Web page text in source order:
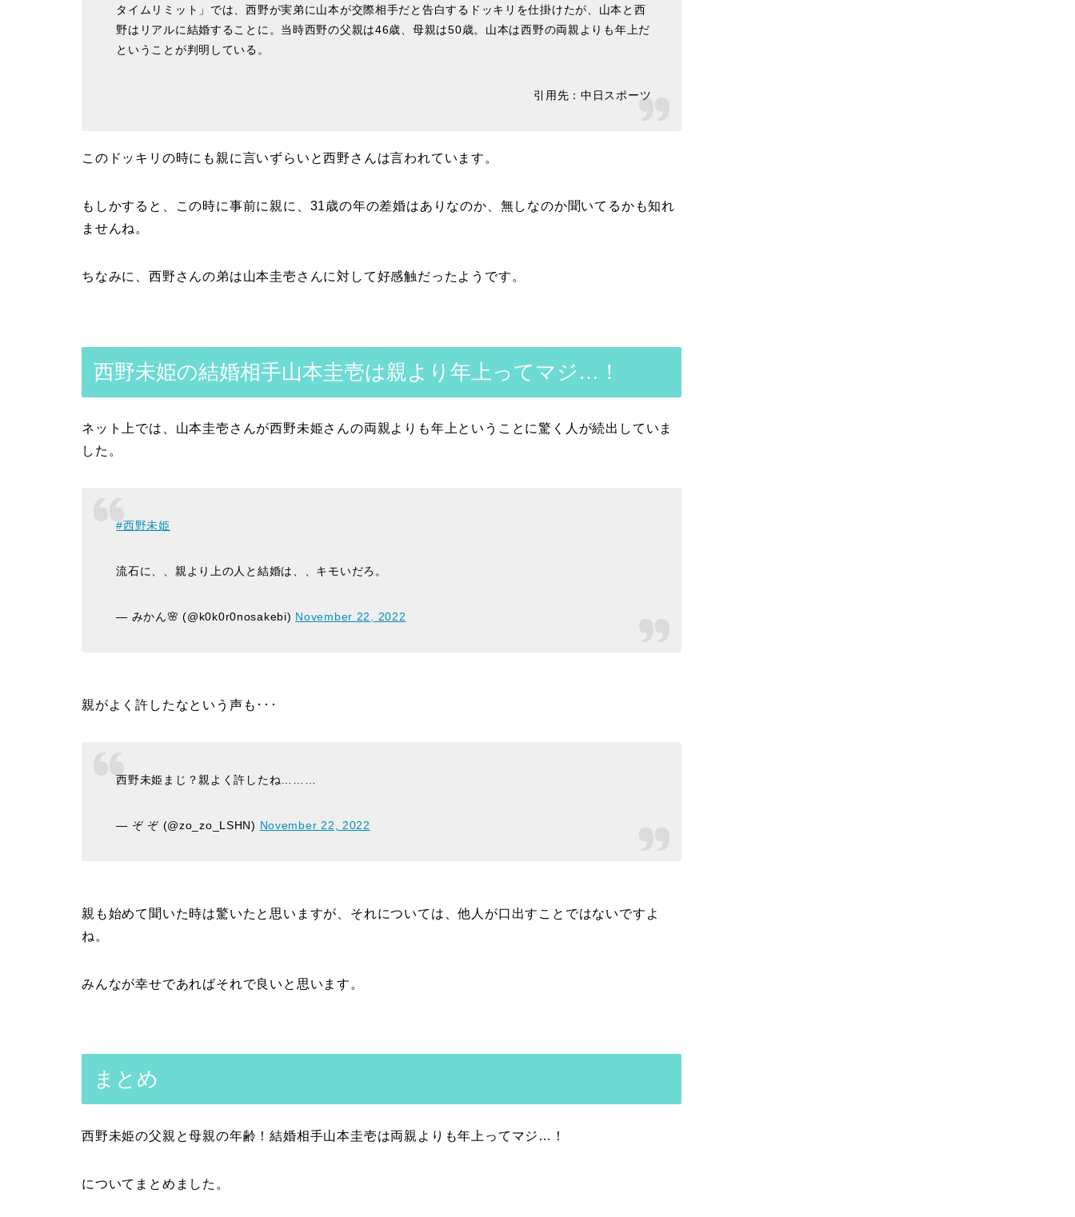
タイムリミット」では、西野が実弟に山本が交際相手だと告白するドッキリを仕掛けたが、山本と西
野はリアルに結婚することに。当時西野の父親は46歳、母親は50歳。山本は西野の両親よりも年上だ
ということが判明している。
引用先：中日スポーツ
このドッキリの時にも親に言いずらいと西野さんは言われています。
もしかすると、この時に事前に親に、31歳の年の差婚はありなのか、無しなのか聞いてるかも知れ
ませんね。
ちなみに、西野さんの弟は山本圭壱さんに対して好感触だったようです。
西野未姫の結婚相手山本圭壱は親より年上ってマジ…！
ネット上では、山本圭壱さんが西野未姫さんの両親よりも年上ということに驚く人が続出していま
した。
#西野未姫
流石に、、親より上の人と結婚は、、キモいだろ。
— みかん🌸 (@k0k0r0nosakebi) November 22, 2022
親がよく許したなという声も･･･
西野未姫まじ？親よく許したね………
— ぞ ぞ (@zo_zo_LSHN) November 22, 2022
親も始めて聞いた時は驚いたと思いますが、それについては、他人が口出すことではないですよ
ね。
みんなが幸せであればそれで良いと思います。
まとめ
西野未姫の父親と母親の年齢！結婚相手山本圭壱は両親よりも年上ってマジ…！
についてまとめました。